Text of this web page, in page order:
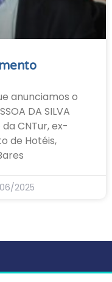
anunciamos o
DA SILVA
CNTur, ex-
de Hotéis,
2025